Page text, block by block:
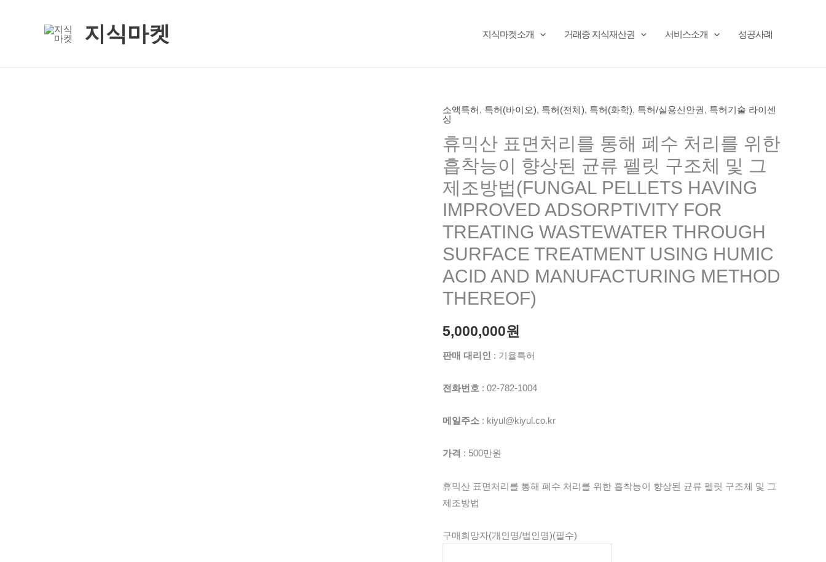
지식마켓 지식마켓소개 거래중 지식재산권 서비스소개 성공사례
소액특허, 특허(바이오), 특허(전체), 특허(화학), 특허/실용신안권, 특허기술 라이센
싱
휴믹산 표면처리를 통해 폐수 처리를 위한
흡착능이 향상된 균류 펠릿 구조체 및 그
제조방법(FUNGAL PELLETS HAVING
IMPROVED ADSORPTIVITY FOR
TREATING WASTEWATER THROUGH
SURFACE TREATMENT USING HUMIC
ACID AND MANUFACTURING METHOD
THEREOF)
5,000,000원
판매 대리인 : 기율특허
전화번호 : 02-782-1004
메일주소 : kiyul@kiyul.co.kr
가격 : 500만원
휴믹산 표면처리를 통해 폐수 처리를 위한 흡착능이 향상된 균류 펠릿 구조체 및 그
제조방법
구매희망자(개인명/법인명)(필수)